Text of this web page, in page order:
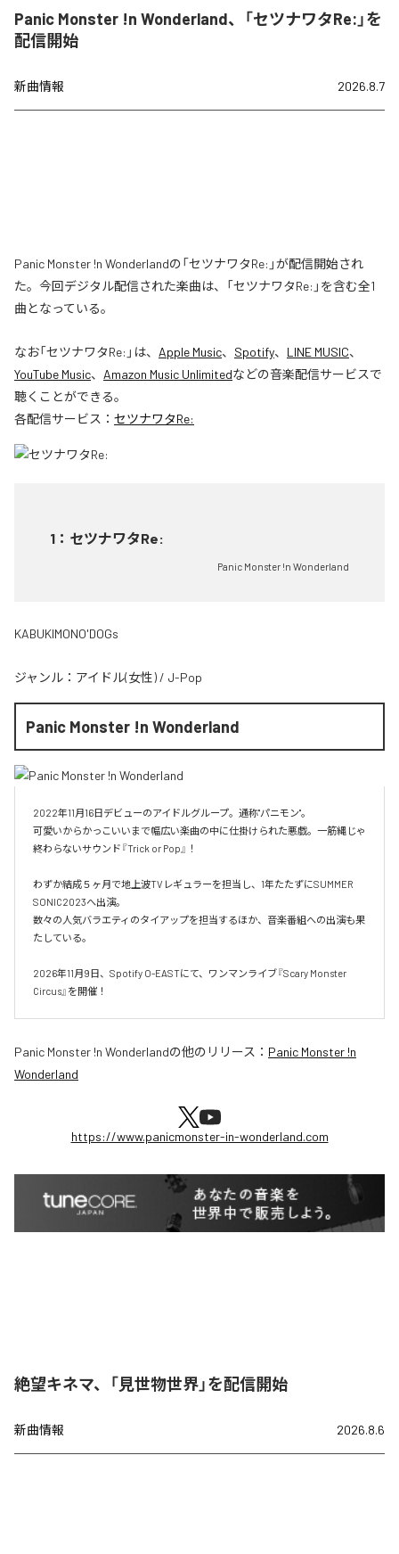
Panic Monster !n Wonderland、「セツナワタRe:」を
配信開始
新曲情報 2026.8.7
Panic Monster !n Wonderlandの「セツナワタRe:」が配信開始され
た。今回デジタル配信された楽曲は、「セツナワタRe:」を含む全1
曲となっている。
なお「セツナワタRe: 」は、 Apple Music、 Spotify、 LINE MUSIC、
YouTube Music、 Amazon Music Unlimitedなどの音楽配信サービスで
聴くことができる。
各配信サービス： セツナワタRe:
1 ： セツナワタRe:
Panic Monster !n Wonderland
KABUKIMONO'DOGs
ジャンル： アイドル(女性) / J-Pop
Panic Monster !n Wonderland
2022年11月16日デビューのアイドルグループ。通称"パニモン"。
可愛いからかっこいいまで幅広い楽曲の中に仕掛けられた悪戯。一筋縄じゃ
終わらないサウンド『Trick or Pop』！
わずか結成５ヶ月で地上波TVレギュラーを担当し、1年たたずにSUMMER
SONIC2023へ出演。
数々の人気バラエティのタイアップを担当するほか、音楽番組への出演も果
たしている。
2026年11月9日、Spotify O-EASTにて、ワンマンライブ『Scary Monster
Circus』を開催！
Panic Monster !n Wonderlandの他のリリース： Panic Monster !n
Wonderland
https://www.panicmonster-in-wonderland.com
絶望キネマ、「見世物世界」を配信開始
新曲情報 2026.8.6